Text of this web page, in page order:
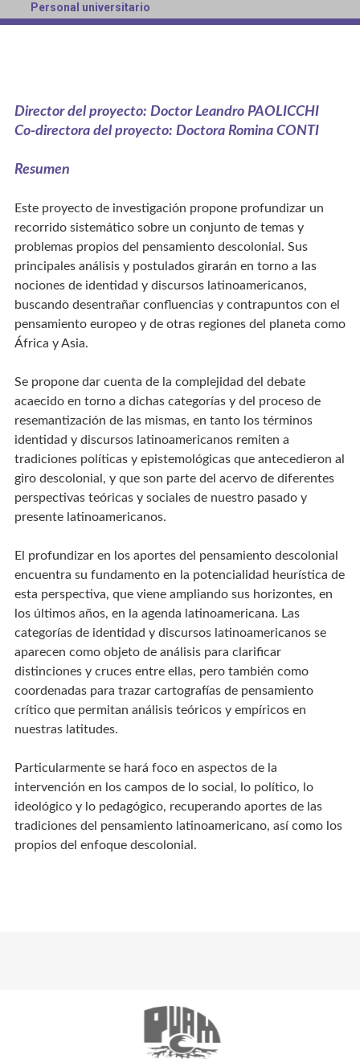
Personal universitario
Director del proyecto: Doctor Leandro PAOLICCHI
Co-directora del proyecto: Doctora Romina CONTI
Resumen
Este proyecto de investigación propone profundizar un
recorrido sistemático sobre un conjunto de temas y
problemas propios del pensamiento descolonial. Sus
principales análisis y postulados girarán en torno a las
nociones de identidad y discursos latinoamericanos,
buscando desentrañar confluencias y contrapuntos con el
pensamiento europeo y de otras regiones del planeta como
África y Asia.
Se propone dar cuenta de la complejidad del debate
acaecido en torno a dichas categorías y del proceso de
resemantización de las mismas, en tanto los términos
identidad y discursos latinoamericanos remiten a
tradiciones políticas y epistemológicas que antecedieron al
giro descolonial, y que son parte del acervo de diferentes
perspectivas teóricas y sociales de nuestro pasado y
presente latinoamericanos.
El profundizar en los aportes del pensamiento descolonial
encuentra su fundamento en la potencialidad heurística de
esta perspectiva, que viene ampliando sus horizontes, en
los últimos años, en la agenda latinoamericana. Las
categorías de identidad y discursos latinoamericanos se
aparecen como objeto de análisis para clarificar
distinciones y cruces entre ellas, pero también como
coordenadas para trazar cartografías de pensamiento
crítico que permitan análisis teóricos y empíricos en
nuestras latitudes.
Particularmente se hará foco en aspectos de la
intervención en los campos de lo social, lo político, lo
ideológico y lo pedagógico, recuperando aportes de las
tradiciones del pensamiento latinoamericano, así como los
propios del enfoque descolonial.